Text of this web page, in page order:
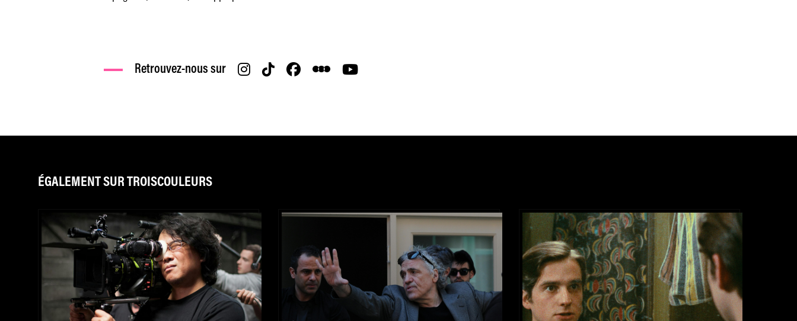
Retrouvez-nous sur
ÉGALEMENT SUR TROISCOULEURS